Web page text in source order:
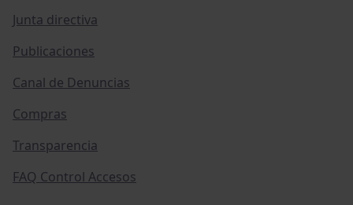
Junta directiva
Publicaciones
Canal de Denuncias
Compras
Transparencia
FAQ Control Accesos